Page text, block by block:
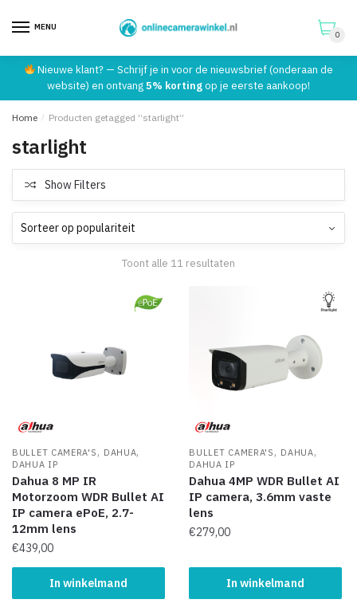
navigation
content
MENU
0
Nieuwe klant? — Schrijf je in voor de nieuwsbrief (onderaan de
website) en ontvang5% kortingop je eerste aankoop!
Home / Producten getagged “starlight”
starlight
Show Filters
Toont alle 11 resultaten
BULLET CAMERA'S , DAHUA,
DAHUA IP
Dahua 8 MP IR
Motorzoom WDR Bullet AI
IP camera ePoE, 2.7-
12mm lens
€439,00
In winkelmand
BULLET CAMERA'S , DAHUA,
DAHUA IP
Dahua 4MP WDR Bullet AI
IP camera, 3.6mm vaste
lens
€279,00
In winkelmand